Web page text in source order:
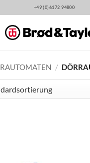
+49 (0)6172 94800
/